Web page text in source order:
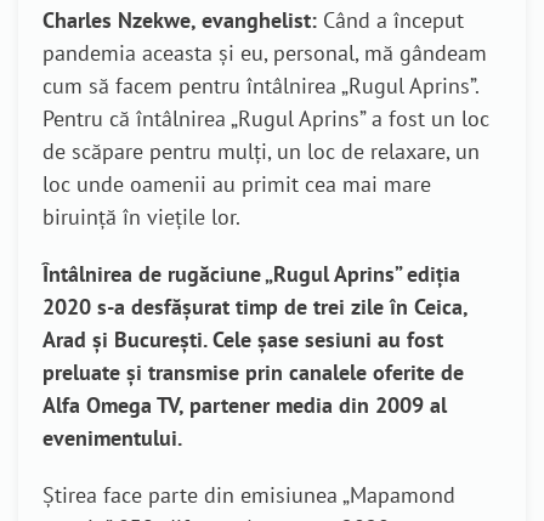
Charles Nzekwe, evanghelist: Când a început
pandemia aceasta și eu, personal, mă gândeam
cum să facem pentru întâlnirea „Rugul Aprins”.
Pentru că întâlnirea „Rugul Aprins” a fost un loc
de scăpare pentru mulți, un loc de relaxare, un
loc unde oamenii au primit cea mai mare
biruință în viețile lor.
Întâlnirea de rugăciune „Rugul Aprins” ediția
2020 s-a desfășurat timp de trei zile în Ceica,
Arad și București. Cele șase sesiuni au fost
preluate și transmise prin canalele oferite de
Alfa Omega TV, partener media din 2009 al
evenimentului.
Știrea face parte din emisiunea „Mapamond